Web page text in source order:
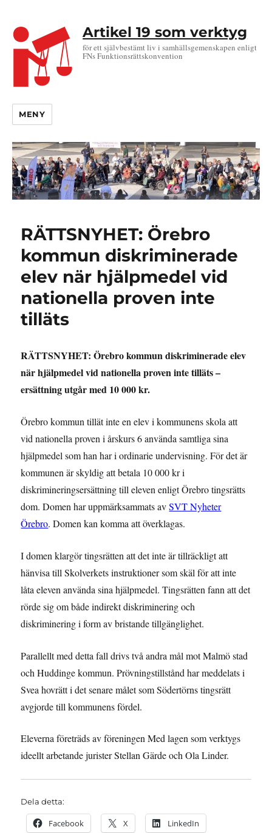
Artikel 19 som verktyg
för ett självbestämt liv i samhällsgemenskapen enligt
FNs Funktionsrättskonvention
MENY
RÄTTSNYHET: Örebro
kommun diskriminerade
elev när hjälpmedel vid
nationella proven inte
tilläts
RÄTTSNYHET: Örebro kommun diskriminerade elev
när hjälpmedel vid nationella proven inte tilläts –
ersättning utgår med 10 000 kr.
Örebro kommun tillät inte en elev i kommunens skola att
vid nationella proven i årskurs 6 använda samtliga sina
hjälpmedel som han har i ordinarie undervisning. För det är
kommunen är skyldig att betala 10 000 kr i
diskrimineringsersättning till eleven enligt Örebro tingsrätts
dom. Domen har uppmärksammats avSVT Nyheter
Örebro. Domen kan komma att överklagas.
I domen klargör tingsrätten att det inte är tillräckligt att
hänvisa till Skolverkets instruktioner som skäl för att inte
låta eleven använda sina hjälpmedel. Tingsrätten fann att det
rörde sig om både indirekt diskriminering och
diskriminering i form av bristande tillgänglighet.
Parallellt med detta fall drivs två andra mål mot Malmö stad
och Huddinge kommun. Prövningstillstånd har meddelats i
Svea hovrätt i det senare målet som Södertörns tingsrätt
avgjorde till kommunens fördel.
Eleverna företräds av föreningen Med lagen som verktygs
ideellt arbetande jurister Stellan Gärde och Ola Linder.
Dela detta:
Facebook X LinkedIn